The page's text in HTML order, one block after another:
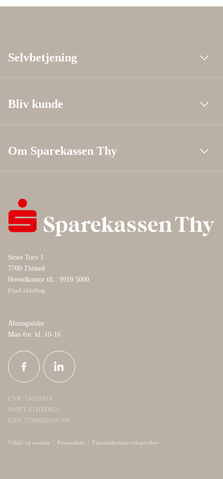
Selvbetjening
Bliv kunde
Om Sparekassen Thy
Store Torv 1
7700 Thisted
Hovedkontor tlf.: 9919 5000
Find afdeling
Åbningstider
Man-fre: kl. 10-16
CVR: 24255816
SWIFT STHYDK21
EAN: 5790002639708
Vilkår og cookies Persondata Finanstilsynets redegørelser